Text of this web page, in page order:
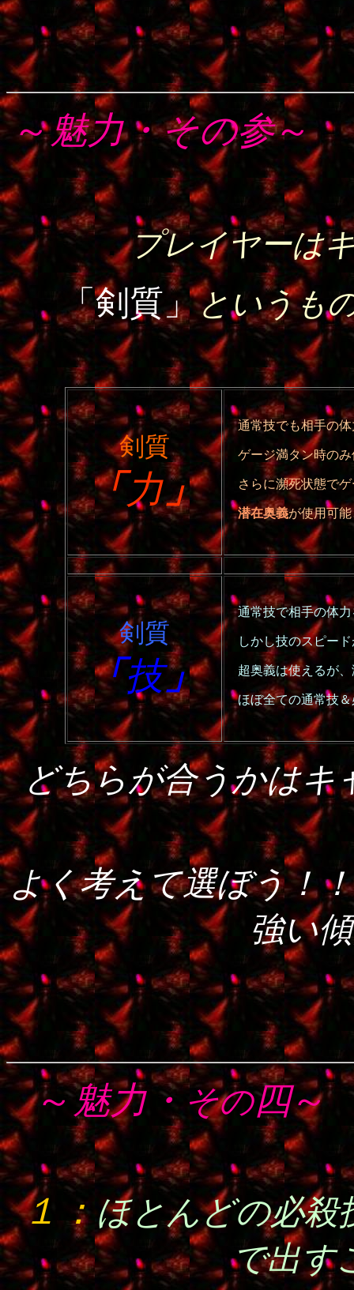
～魅力・その参～
．プレイヤーは
「剣質」というも
剣質
「 力」
通常技でも相手の体
ゲージ満タン時のみ
さらに瀕死状態でゲ
潜在奥義が使用可
剣質
「 技」
通常技で相手の体力
しかし技のスピード
超奥義は使えるが、
ほぼ全ての通常技＆
．
どちらが合うかはキ
よく考えて選ぼう！
強い
～魅力・その四～
１： ほとんどの必殺
で出す